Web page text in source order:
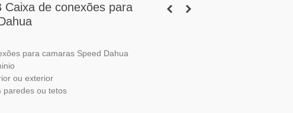
Caixa de conexões para
para camaras Speed Dahua
ou exterior
paredes ou tetos